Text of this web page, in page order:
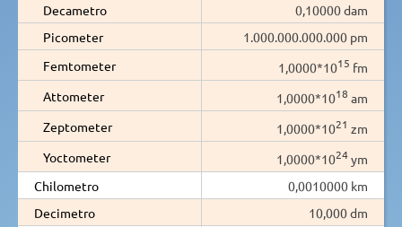
Decametro
0,10000 dam
Picometer
1.000.000.000.000 pm
Femtometer
1,0000*1015 fm
Attometer
1,0000*1018 am
Zeptometer
1,0000*1021 zm
Yoctometer
1,0000*1024ym
Chilometro
0,0010000 km
Decimetro
10,000 dm